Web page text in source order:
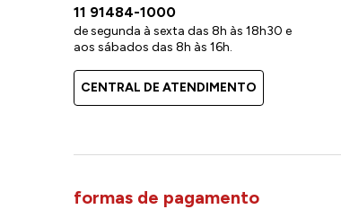
11 91484-1000
de segunda à sexta das 8h às 18h30 e
aos sábados das 8h às 16h.
CENTRAL DE ATENDIMENTO
formas de pagamento